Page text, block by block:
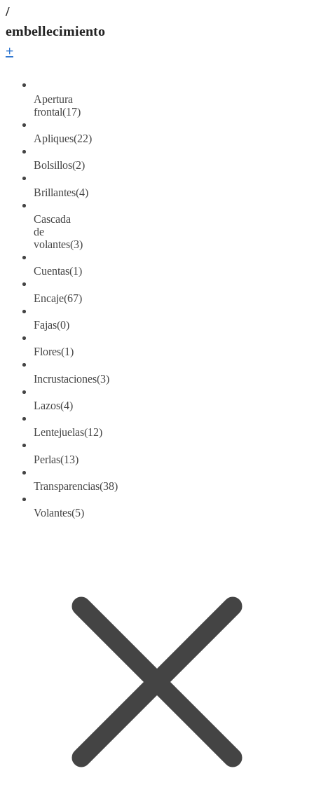
/
embellecimiento
+
Apertura
frontal(17)
Apliques(22)
Bolsillos(2)
Brillantes(4)
Cascada
de
volantes(3)
Cuentas(1)
Encaje(67)
Fajas(0)
Flores(1)
Incrustaciones(3)
Lazos(4)
Lentejuelas(12)
Perlas(13)
Transparencias(38)
Volantes(5)